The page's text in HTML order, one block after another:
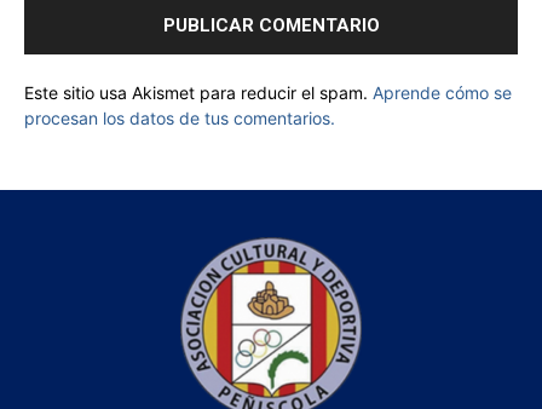
Este sitio usa Akismet para reducir el spam. Aprende cómo se
procesan los datos de tus comentarios.